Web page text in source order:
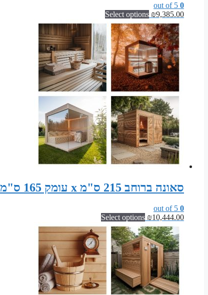
0
₪9,385.00
Select options
סאונה ברוחב 215 ס"מ x עומק 165 ס"מ x גובה 200 ס"מ | קיט אלמנטים לסאונה יבשה קלאסית
0
₪10,444.00
Select options